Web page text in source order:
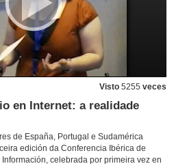
Visto 5255 veces
en Internet: a realidade
de España, Portugal e Sudamérica
edición da Conferencia Ibérica de
celebrada por primeira vez en